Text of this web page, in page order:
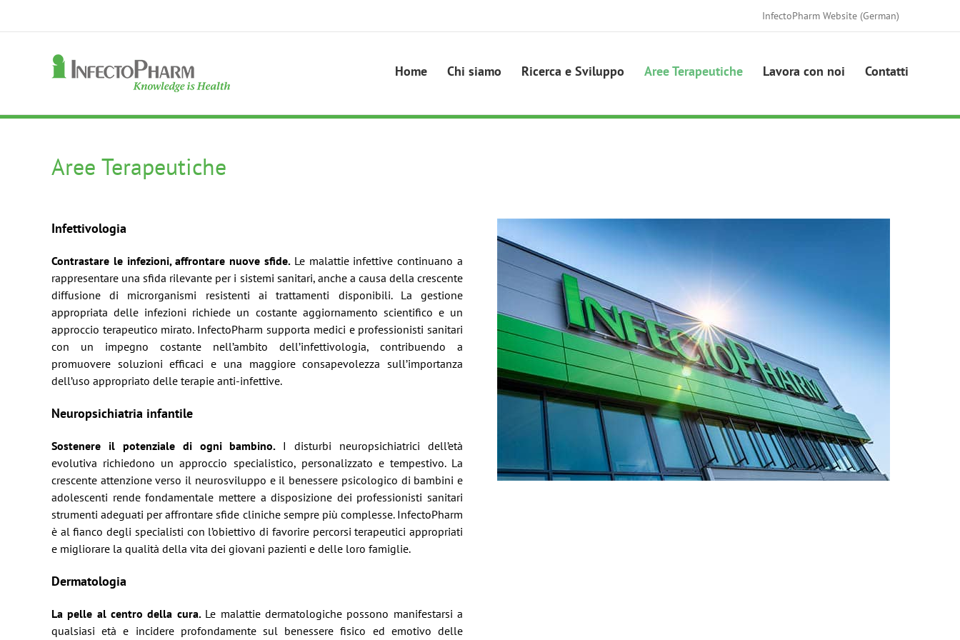
InfectoPharm Website (German)
Home Chi siamo Ricerca e Sviluppo Aree Terapeutiche Lavora con noi Contatti
Aree Terapeutiche
Infettivologia
Contrastare le infezioni, affrontare nuove sfide. Le malattie infettive continuano a
rappresentare una sfida rilevante per i sistemi sanitari, anche a causa della crescente
diffusione di microrganismi resistenti ai trattamenti disponibili. La gestione
appropriata delle infezioni richiede un costante aggiornamento scientifico e un
approccio terapeutico mirato. InfectoPharm supporta medici e professionisti sanitari
con un impegno costante nell’ambito dell’infettivologia, contribuendo a
promuovere soluzioni efficaci e una maggiore consapevolezza sull’importanza
dell’uso appropriato delle terapie anti-infettive.
Neuropsichiatria infantile
Sostenere il potenziale di ogni bambino. I disturbi neuropsichiatrici dell’età
evolutiva richiedono un approccio specialistico, personalizzato e tempestivo. La
crescente attenzione verso il neurosviluppo e il benessere psicologico di bambini e
adolescenti rende fondamentale mettere a disposizione dei professionisti sanitari
strumenti adeguati per affrontare sfide cliniche sempre più complesse. InfectoPharm
è al fianco degli specialisti con l’obiettivo di favorire percorsi terapeutici appropriati
e migliorare la qualità della vita dei giovani pazienti e delle loro famiglie.
Dermatologia
La pelle al centro della cura. Le malattie dermatologiche possono manifestarsi a
qualsiasi età e incidere profondamente sul benessere fisico ed emotivo delle